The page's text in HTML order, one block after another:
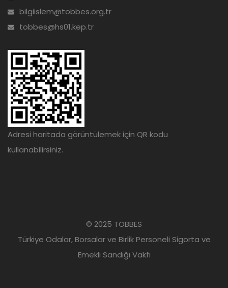
bilgiislem@tobbes.org.tr
tobbes@hs01.kep.tr
Adresi haritada görüntülemek için QR kodu
kullanabilirsiniz.
© 2025 TOBBES
Türkiye Odalar, Borsalar ve Birlik Personeli Sigorta ve
Emekli Sandığı Vakfı